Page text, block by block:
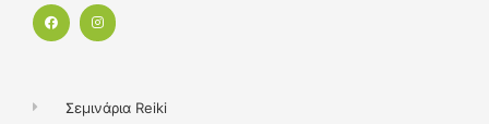
F
a
I
n
m
Σεμινάρια Reiki